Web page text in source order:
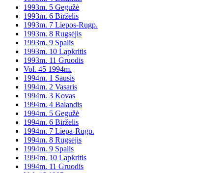
1993m. 5 Gegužė
1993m. 6 Birželis
1993m. 7 Liepos-Rugp.
1993m. 8 Rugsėjis
1993m. 9 Spalis
1993m. 10 Lapkritis
1993m. 11 Gruodis
Vol. 45 1994m.
1994m. 1 Sausis
1994m. 2 Vasaris
1994m. 3 Kovas
1994m. 4 Balandis
1994m. 5 Gegužė
1994m. 6 Birželis
1994m. 7 Liepa-Rugp.
1994m. 8 Rugsėjis
1994m. 9 Spalis
1994m. 10 Lapkritis
1994m. 11 Gruodis